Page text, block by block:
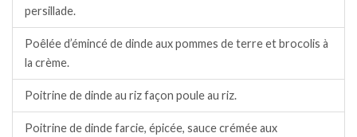
persillade.
Poêlée d’émincé de dinde aux pommes de terre et brocolis à
la crème.
Poitrine de dinde au riz façon poule au riz.
Poitrine de dinde farcie, épicée, sauce crémée aux